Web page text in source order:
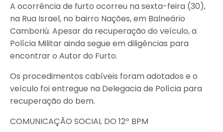
A ocorrência de furto ocorreu na sexta-feira (30),
na Rua Israel, no bairro Nações, em Balneário
Camboriú. Apesar da recuperação do veículo, a
Polícia Militar ainda segue em diligências para
encontrar o Autor do Furto.
Os procedimentos cabíveis foram adotados e o
veículo foi entregue na Delegacia de Polícia para
recuperação do bem.
COMUNICAÇÃO SOCIAL DO 12º BPM